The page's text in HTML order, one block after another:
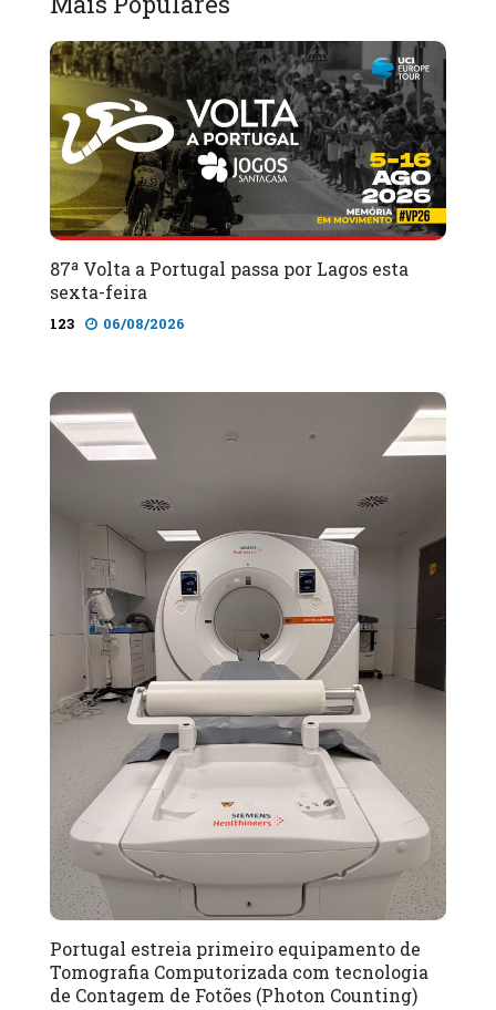
87ª Volta a Portugal passa por Lagos esta
sexta-feira
123 06/08/2026
Portugal estreia primeiro equipamento de
Tomografia Computorizada com tecnologia
de Contagem de Fotões (Photon Counting)